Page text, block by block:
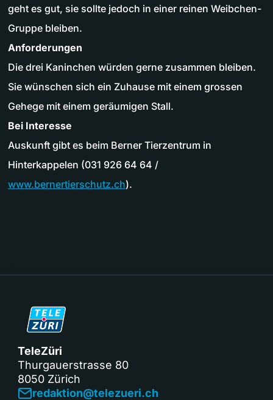
geht es gut, sie sollte jedoch in einer reinen Weibchen-
Gruppe bleiben.
Anforderungen
Die drei Kaninchen würden gerne zusammen bleiben.
Sie wünschen sich ein Zuhause mit einem grossen
Gehege mit einem geräumigen Stall.
Bei Interesse
Auskunft gibt es beim Berner Tierzentrum in
Hinterkappelen (031 926 64 64 /
www.bernertierschutz.ch).
TeleZüri
Thurgauerstrasse 80
8050 Zürich
redaktion@telezueri.ch